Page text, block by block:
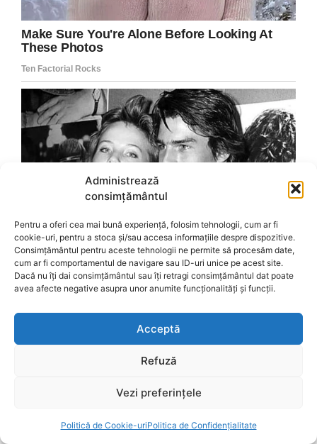
Administrează
consimțământul
Pentru a oferi cea mai bună experiență, folosim tehnologii, cum ar fi
cookie-uri, pentru a stoca și/sau accesa informațiile despre dispozitive.
Consimțământul pentru aceste tehnologii ne permite să procesăm date,
cum ar fi comportamentul de navigare sau ID-uri unice pe acest site.
Dacă nu îți dai consimțământul sau îți retragi consimțământul dat poate
avea afecte negative asupra unor anumite funcționalități și funcții.
Acceptă
Refuză
Vezi preferințele
Politică de Cookie-uriPolitica de Confidențialitate